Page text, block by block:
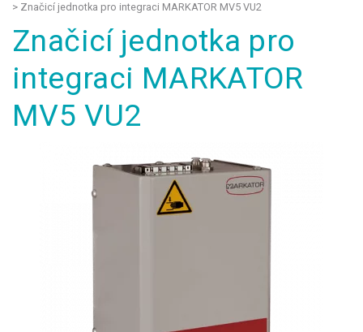
> Značicí jednotka pro integraci MARKATOR MV5 VU2
Značicí jednotka pro
integraci MARKATOR
MV5 VU2